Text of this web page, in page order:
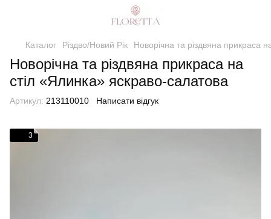
Каталог Різдво/Новий Рік Новорічна та різдвяна прикраса
Новорічна та різдвяна прикраса на
стіл «Ялинка» яскраво-салатова
Артикул: 213110010 Написати відгук
3